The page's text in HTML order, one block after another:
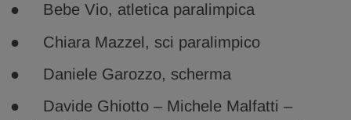
● Bebe Vio, atletica paralimpica
● Chiara Mazzel, sci paralimpico
● Daniele Garozzo, scherma
● Davide Ghiotto – Michele Malfatti –